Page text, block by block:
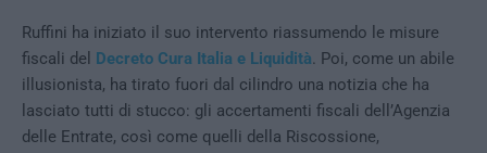
Ruffini ha iniziato il suo intervento riassumendo le misure
fiscali del Decreto Cura Italia e Liquidità. Poi, come un abile
illusionista, ha tirato fuori dal cilindro una notizia che ha
lasciato tutti di stucco: gli accertamenti fiscali dell’Agenzia
delle Entrate, così come quelli della Riscossione,